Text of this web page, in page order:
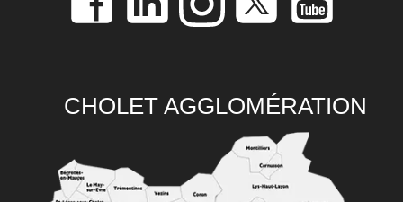
CHOLET AGGLOMÉRATION